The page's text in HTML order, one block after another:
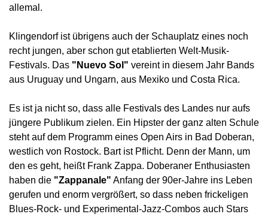
allemal.
Klingendorf ist übrigens auch der Schauplatz eines noch
recht jungen, aber schon gut etablierten Welt-Musik-
Festivals. Das "Nuevo Sol" vereint in diesem Jahr Bands
aus Uruguay und Ungarn, aus Mexiko und Costa Rica.
Es ist ja nicht so, dass alle Festivals des Landes nur aufs
jüngere Publikum zielen. Ein Hipster der ganz alten Schule
steht auf dem Programm eines Open Airs in Bad Doberan,
westlich von Rostock. Bart ist Pflicht. Denn der Mann, um
den es geht, heißt Frank Zappa. Doberaner Enthusiasten
haben die "Zappanale" Anfang der 90er-Jahre ins Leben
gerufen und enorm vergrößert, so dass neben frickeligen
Blues-Rock- und Experimental-Jazz-Combos auch Stars